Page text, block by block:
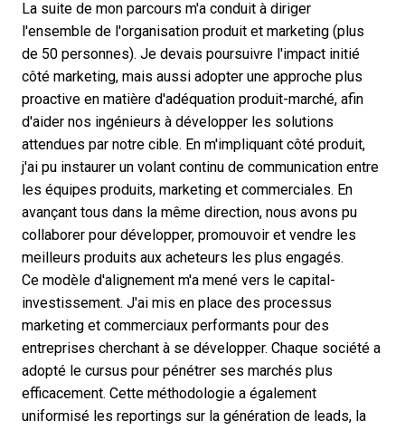
La suite de mon parcours m'a conduit à diriger
l'ensemble de l'organisation produit et marketing (plus
de 50 personnes). Je devais poursuivre l'impact initié
côté marketing, mais aussi adopter une approche plus
proactive en matière d'adéquation produit-marché, afin
d'aider nos ingénieurs à développer les solutions
attendues par notre cible. En m'impliquant côté produit,
j'ai pu instaurer un volant continu de communication entre
les équipes produits, marketing et commerciales. En
avançant tous dans la même direction, nous avons pu
collaborer pour développer, promouvoir et vendre les
meilleurs produits aux acheteurs les plus engagés.
Ce modèle d'alignement m'a mené vers le capital-
investissement. J'ai mis en place des processus
marketing et commerciaux performants pour des
entreprises cherchant à se développer. Chaque société a
adopté le cursus pour pénétrer ses marchés plus
efficacement. Cette méthodologie a également
uniformisé les reportings sur la génération de leads, la